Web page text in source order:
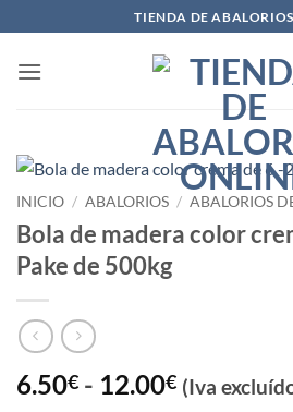
al
contenido
TIENDA DE
INICIO / ABALORIOS / ABALORIOS
Bola de madera color
Pake de 500kg
6.50€ - 12.00€Rango
(Iva